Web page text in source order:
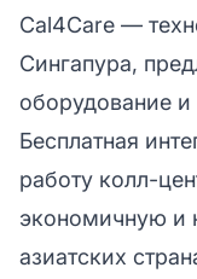
Cal4Care —
Сингапура,
оборудование
Бесплатная
работу колл-
экономичную и
азиатских